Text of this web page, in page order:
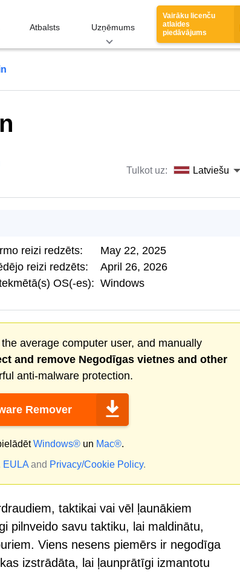
Atbalsts Uzņēmums
Vairāku licenču
atlaides
piedāvājums
Tulkot uz: Latviešu
reizi redzēts:
May 22, 2025
reizi redzēts:
April 26, 2026
OS(-es): Windows
average computer user, and manually
and remove Negodīgas vietnes and other
anti-malware protection.
Remover
Windows®un Mac®.
EULA and Privacy/Cookie Policy.
taktikai vai vēl ļaunākiem
pilnveido savu taktiku, lai maldinātu,
Viens nesens piemērs ir negodīga
izstrādāta, lai ļaunprātīgi izmantotu